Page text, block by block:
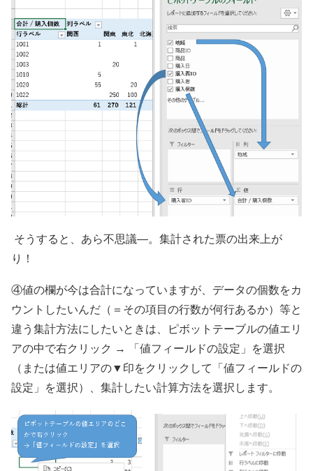
そうすると、あら不思議―。集計された票の出来上が
り！
④値の欄が今は合計になっていますが、データの個数をカ
ウントしたいんだ（＝その項目の行数が何行あるか）等と
違う集計方法にしたいときは、ピボットテーブルの値エリ
アの中で右クリック → 「値フィールドの設定」を選択
（または値エリアの▼印をクリックして「値フィールドの
設定」を選択）、集計したい計算方法を選択します。